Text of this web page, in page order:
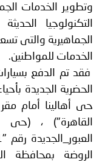
وتطوير الخدمات
التكنولوجيا
الجماهيرية والتى
الخدمات للمواطنين.
فقد تم الدفع
الحضرية الجديدة
حى أهالينا أمام
القاهرة") ، (حى
الروضة بمحافظة